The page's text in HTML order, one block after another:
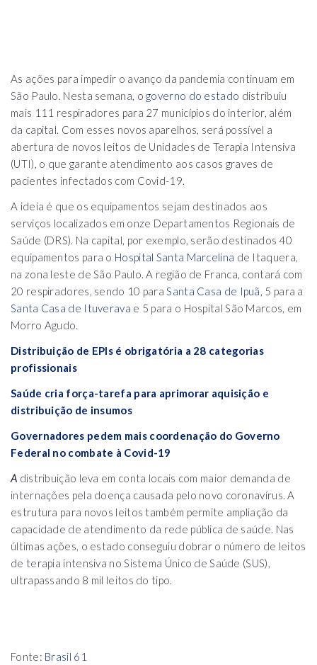
As ações para impedir o avanço da pandemia continuam em
São Paulo. Nesta semana, ogoverno do estado distribuiu
mais 111 respiradores para 27 municípios do interior, além
da capital. Com esses novos aparelhos, será possível a
abertura de novos leitos de Unidades de Terapia Intensiva
(UTI), o que garante atendimento aos casos graves de
pacientes infectados com Covid-19.
A ideia é que os equipamentos sejam destinados aos
serviços localizados em onze Departamentos Regionais de
Saúde (DRS). Na capital, por exemplo, serão destinados 40
equipamentos para o Hospital Santa Marcelina de Itaquera,
na zona leste de São Paulo. A região de Franca, contará com
20 respiradores, sendo 10 paraSanta Casa de Ipuã, 5 para a
Santa Casa de Ituverava e 5 para o Hospital São Marcos, em
Morro Agudo.
Distribuição de EPIs é obrigatória a 28 categorias
profissionais
Saúde cria força-tarefa para aprimorar aquisição e
distribuição de insumos
Governadores pedem mais coordenação do Governo
Federal no combate à Covid-19
A distribuição leva em conta locais com maior demanda de
internações pela doença causada pelo novo coronavírus. A
estrutura para novos leitos também permite ampliação da
capacidade de atendimento da rede pública de saúde. Nas
últimas ações, o estado conseguiu dobrar o número de leitos
de terapia intensiva no Sistema Único de Saúde (SUS),
ultrapassando 8 mil leitos do tipo.
Fonte: Brasil 61